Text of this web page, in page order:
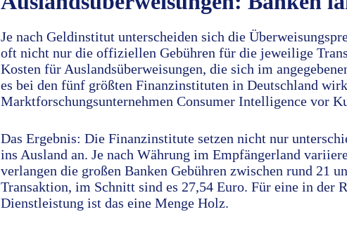
Je nach Geldinstitut unterscheiden sich die
oft nicht nur die offiziellen Gebühren für die jeweilige
Kosten für Auslandsüberweisungen, die sich im
es bei den fünf größten Finanzinstituten in Deutschland
Marktforschungsunternehmen Consumer Intelligence vor
Das Ergebnis: Die Finanzinstitute setzen nicht nur
ins Ausland an. Je nach Währung im Empfängerland
verlangen die großen Banken Gebühren zwischen rund 21
Transaktion, im Schnitt sind es 27,54 Euro. Für eine in der
Dienstleistung ist das eine Menge Holz.